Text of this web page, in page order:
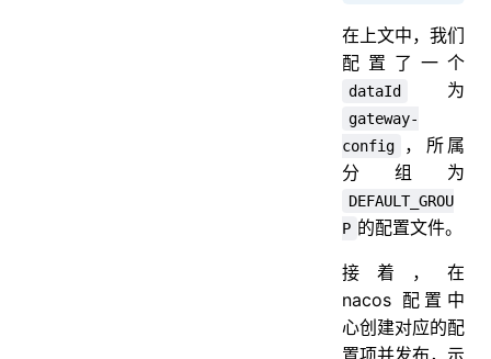
在上文中，我们
配置了一个
dataId 为
gateway-
config
，所属
分组为
DEFAULT_GROU
P 的配置文件。
接着，在
nacos 配置中
心创建对应的配